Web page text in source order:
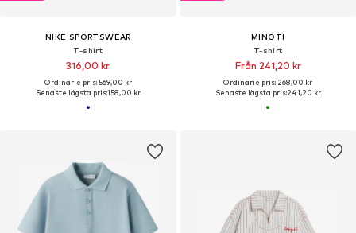
NIKE SPORTSWEAR
T-shirt
316,00 kr
Ordinarie pris: 569,00 kr
Senaste lägsta pris:158,00 kr
MINOTI
T-shirt
Från 241,20 kr
Ordinarie pris: 268,00 kr
Senaste lägsta pris:241,20 kr